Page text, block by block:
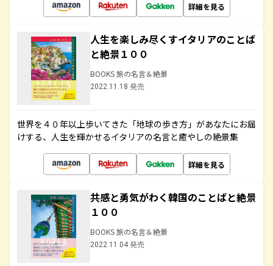
詳細を見る
人生を楽しみ尽くすイタリアのことば
と絶景１００
BOOKS 旅の名言＆絶景
2022.11.18 発売
世界を４０年以上歩いてきた「地球の歩き方」があなたにお届
けする、人生を輝かせるイタリアの名言と癒やしの絶景集
詳細を見る
共感と勇気がわく韓国のことばと絶景
１００
BOOKS 旅の名言＆絶景
2022.11.04 発売